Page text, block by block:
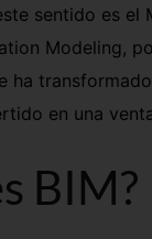
sentido es
Modeling,
ha
en una
BIM?